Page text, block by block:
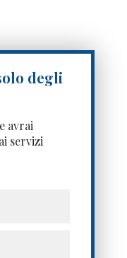
degli
e avrai
servizi